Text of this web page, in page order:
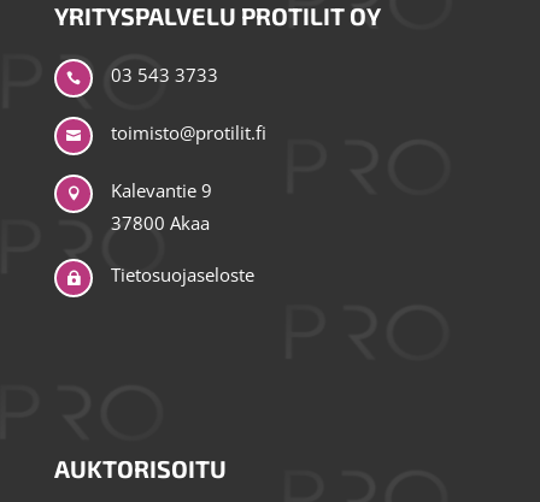
YRITYSPALVELU PROTILIT OY
 03 543 3733


Kalevantie 9
37800 Akaa
 Tietosuojaseloste
AUKTORISOITU